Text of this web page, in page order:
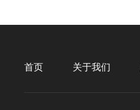
首页 关于我们